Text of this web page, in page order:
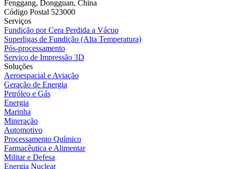
Fenggang, Dongguan, China
Código Postal 523000
Serviços
Fundição por Cera Perdida a Vácuo
Superligas de Fundição (Alta Temperatura)
Pós-processamento
Serviço de Impressão 3D
Soluções
Aeroespacial e Aviação
Geração de Energia
Petróleo e Gás
Energia
Marinha
Mineração
Automotivo
Processamento Químico
Farmacêutica e Alimentar
Militar e Defesa
Energia Nuclear